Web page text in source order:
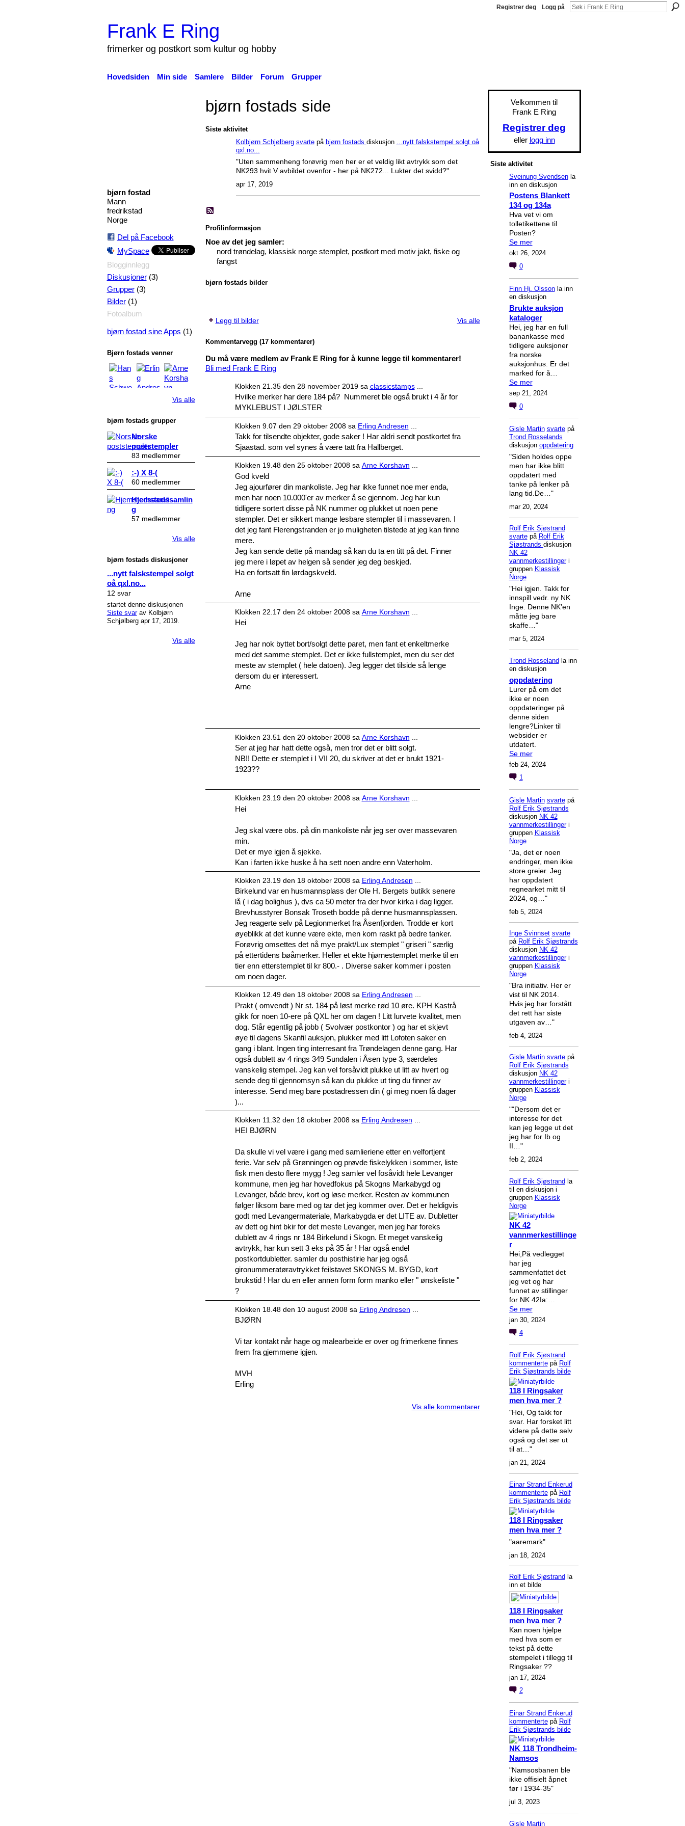
Registrer deg Logg på
Frank E Ring
frimerker og postkort som kultur og hobby
Hovedsiden Min side Samlere Bilder Forum Grupper
bjørn fostad
Mann
fredrikstad
Norge
Del på Facebook
MySpace
Blogginnlegg
Diskusjoner(3)
Grupper(3)
Bilder(1)
Fotoalbum
bjørn fostad sine Apps (1)
Bjørn fostads venner
Vis alle
bjørn fostads grupper
Norske
poststempler
83 medlemmer
:-) X 8-(
60 medlemmer
Hjemstedssamlin
g
57 medlemmer
Vis alle
bjørn fostads diskusjoner
...nytt falskstempel solgt
oå qxl.no...
12 svar
startet denne diskusjonen
Siste svarav Kolbjørn
Schjølberg apr 17, 2019.
Vis alle
bjørn fostads side
Siste aktivitet
Kolbjørn Schjølberg svartepå bjørn fostads diskusjon ...nytt falskstempel solgt oå
qxl.no...
"Uten sammenheng forøvrig men her er et veldig likt avtrykk som det
NK293 hvit V avbildet ovenfor - her på NK272... Lukter det svidd?"
apr 17, 2019
Profilinformasjon
Noe av det jeg samler:
nord trøndelag, klassisk norge stemplet, postkort med motiv jakt, fiske og
fangst
bjørn fostads bilder
Legg til bilder Vis alle
Kommentarvegg (17 kommentarer)
Du må være medlem av Frank E Ring for å kunne legge til kommentarer!
Bli med Frank E Ring
Klokken 21.35 den 28 november 2019 sa classicstamps...
Hvilke merker har dere 184 på? Nummeret ble også brukt i 4 år for
MYKLEBUST I JØLSTER
Klokken 9.07 den 29 oktober 2008 sa Erling Andresen
Takk for tilsendte objekter, gode saker ! Har aldri sendt postkortet fra
Sjaastad. som vel synes å være tatt fra Hallberget.
Klokken 19.48 den 25 oktober 2008 sa Arne Korshavn ...
God kveld
Jeg ajourfører din mankoliste. Jeg har ikke funnet noe mer enda,
men har noen 10.000'er av merker å se gjennom. Jeg har kun
tidligere sortert disse på NK nummer og plukket ut noen pene
stempler. Det er sikkert mange lesbare stempler til i massevaren. I
det jeg fant Flerengstranden er jo muligheten tilstede at jeg kan finne
mere.
Jeg kan sende dette på mandag så kan du ta en titt på det. Finner
jeg mere i løpet av helgen så sender jeg deg beskjed.
Ha en fortsatt fin lørdagskveld.
Arne
Klokken 22.17 den 24 oktober 2008 sa Arne Korshavn
Hei
Jeg har nok byttet bort/solgt dette paret, men fant et enkeltmerke
med det samme stemplet. Det er ikke fullstemplet, men du ser det
meste av stemplet ( hele datoen). Jeg legger det tilside så lenge
dersom du er interessert.
Arne
Klokken 23.51 den 20 oktober 2008 sa Arne Korshavn
Ser at jeg har hatt dette også, men tror det er blitt solgt.
NB!! Dette er stemplet i I VII 20, du skriver at det er brukt 1921-
1923??
Klokken 23.19 den 20 oktober 2008 sa Arne Korshavn
Hei
Jeg skal være obs. på din mankoliste når jeg ser over massevaren
min.
Det er mye igjen å sjekke.
Kan i farten ikke huske å ha sett noen andre enn Vaterholm.
Klokken 23.19 den 18 oktober 2008 sa Erling Andresen
Birkelund var en husmannsplass der Ole H. Bergets butikk senere
lå ( i dag bolighus ), dvs ca 50 meter fra der hvor kirka i dag ligger.
Brevhusstyrer Bonsak Troseth bodde på denne husmannsplassen.
Jeg reagerte selv på Legionmerket fra Åsenfjorden. Trodde er kort
øyeblikk at det kunne være ekte, men kom raskt på bedre tanker.
Forøvrig omsettes det nå mye prakt/Lux stemplet " griseri " særlig
på ettertidens bøåmerker. Heller et ekte hjørnestemplet merke til en
tier enn etterstemplet til kr 800.- . Diverse saker kommer i posten
om noen dager.
Klokken 12.49 den 18 oktober 2008 sa Erling Andresen ...
Prakt ( omvendt ) Nr st. 184 på løst merke rød 10 øre. KPH Kastrå
gikk for noen 10-ere på QXL her om dagen ! Litt lurvete kvalitet, men
dog. Står egentlig på jobb ( Svolvær postkontor ) og har et skjevt
øye til dagens Skanfil auksjon, plukker med litt Lofoten saker en
gang i blant. Ingen ting interresant fra Trøndelagen denne gang. Har
også dublett av 4 rings 349 Sundalen i Åsen type 3, særdeles
vanskelig stempel. Jeg kan vel forsåvidt plukke ut litt av hvert og
sende deg til gjennomsyn så kan du plukke ut ting du finner av
interesse. Send meg bare postadressen din ( gi meg noen få dager
)...
Klokken 11.32 den 18 oktober 2008 sa Erling Andresen
HEI BJØRN
Da skulle vi vel være i gang med samlieriene etter en velfortjent
ferie. Var selv på Grønningen og prøvde fiskelykken i sommer, liste
fisk men desto flere mygg ! Jeg samler vel fosåvidt hele Levanger
kommune, men jeg har hovedfokus på Skogns Markabygd og
Levanger, både brev, kort og løse merker. Resten av kommunen
følger liksom bare med og tar det jeg kommer over. Det er heldigvis
godt med Levangermateriale, Markabygda er det LITE av. Dubletter
av dett og hint bkir for det meste Levanger, men jeg har foreks
dublett av 4 rings nr 184 Birkelund i Skogn. Et meget vanskelig
avtrykk, har kun sett 3 eks på 35 år ! Har også endel
postkortdubletter. samler du posthistirie har jeg også
gironummeratøravtrykket feilstavet SKONGS M. BYGD, kort
brukstid ! Har du en eller annen form form manko eller " ønskeliste "
?
Klokken 18.48 den 10 august 2008 sa Erling Andresen
BJØRN
Vi tar kontakt når hage og malearbeide er over og frimerkene finnes
frem fra gjemmene igjen.
MVH
Erling
Vis alle kommentarer
Velkommen til
Frank E Ring
Registrer deg
eller logg inn
Siste aktivitet
Sveinung Svendsenla
inn en diskusjon
Postens Blankett
134 og 134a
Hva vet vi om
tolletikettene til
Posten?
Se mer
okt 26, 2024
0
Finn Hj. Olssonla inn
en diskusjon
Brukte auksjon
kataloger
Hei, jeg har en full
banankasse med
tidligere auksjoner
fra norske
auksjonhus. Er det
marked for å…
Se mer
sep 21, 2024
0
Gisle Martin svartepå
Trond Rosselands
diskusjon oppdatering
"Siden holdes oppe
men har ikke blitt
oppdatert med
tanke på lenker på
lang tid.De…"
mar 20, 2024
Rolf Erik Sjøstrand
svartepå Rolf Erik
Sjøstrands diskusjon
NK 42
vannmerkestillingeri
gruppen Klassisk
Norge
"Hei igjen. Takk for
innspill vedr. ny NK
Inge. Denne NK’en
måtte jeg bare
skaffe…"
mar 5, 2024
Trond Rosseland la inn
en diskusjon
oppdatering
Lurer på om det
ikke er noen
oppdateringer på
denne siden
lengre?Linker til
websider er
utdatert.
Se mer
feb 24, 2024
1
Gisle Martin svartepå
Rolf Erik Sjøstrands
diskusjon NK 42
vannmerkestillingeri
gruppen Klassisk
Norge
"Ja, det er noen
endringer, men ikke
store greier. Jeg
har oppdatert
regnearket mitt til
2024, og…"
feb 5, 2024
Inge Svinnset svarte
på Rolf Erik Sjøstrands
diskusjon NK 42
vannmerkestillingeri
gruppen Klassisk
Norge
"Bra initiativ. Her er
vist til NK 2014.
Hvis jeg har forstått
det rett har siste
utgaven av…"
feb 4, 2024
Gisle Martin svartepå
Rolf Erik Sjøstrands
diskusjon NK 42
vannmerkestillingeri
gruppen Klassisk
Norge
""Dersom det er
interesse for det
kan jeg legge ut det
jeg har for Ib og
II…"
feb 2, 2024
Rolf Erik Sjøstrand la
til en diskusjon i
gruppen Klassisk
Norge
NK 42
vannmerkestillinge
r
Hei,På vedlegget
har jeg
sammenfattet det
jeg vet og har
funnet av stillinger
for NK 42Ia:…
Se mer
jan 30, 2024
4
Rolf Erik Sjøstrand
kommentertepå Rolf
Erik Sjøstrands bilde
118 I Ringsaker
men hva mer ?
"Hei, Og takk for
svar. Har forsket litt
videre på dette selv
også og det ser ut
til at…"
jan 21, 2024
Einar Strand Enkerud
kommentertepå Rolf
Erik Sjøstrands bilde
118 I Ringsaker
men hva mer ?
"aaremark"
jan 18, 2024
Rolf Erik Sjøstrand la
inn et bilde
118 I Ringsaker
men hva mer ?
Kan noen hjelpe
med hva som er
tekst på dette
stempelet i tillegg til
Ringsaker ??
jan 17, 2024
2
Einar Strand Enkerud
kommentertepå Rolf
Erik Sjøstrands bilde
NK 118 Trondheim-
Namsos
"Namsosbanen ble
ikke offisielt åpnet
før i 1934-35"
jul 3, 2023
Gisle Martin